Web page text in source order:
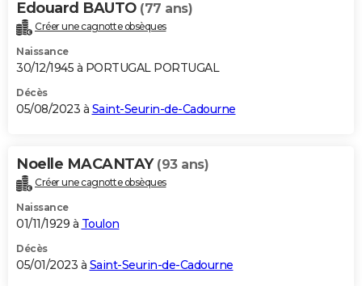
Edouard BAUTO (77 ans)
Créer une cagnotte obsèques
Naissance
30/12/1945 à PORTUGAL PORTUGAL
Décès
05/08/2023 à Saint-Seurin-de-Cadourne
Noelle MACANTAY (93 ans)
Créer une cagnotte obsèques
Naissance
01/11/1929 à Toulon
Décès
05/01/2023 à Saint-Seurin-de-Cadourne